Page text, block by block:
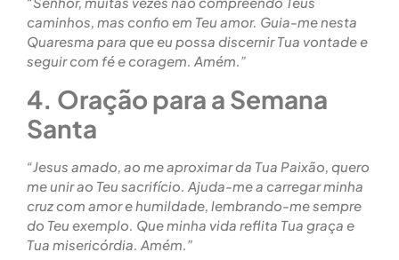
caminhos, mas confio em Teu amor. Guia-me nesta
Quaresma para que eu possa discernir Tua vontade e
seguir com fé e coragem. Amém.”
4. Oração para a Semana
Santa
“Jesus amado, ao me aproximar da Tua Paixão, quero
me unir ao Teu sacrifício. Ajuda-me a carregar minha
cruz com amor e humildade, lembrando-me sempre
do Teu exemplo. Que minha vida reflita Tua graça e
Tua misericórdia. Amém.”